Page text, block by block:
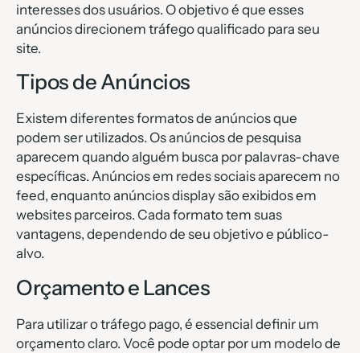
interesses dos usuários. O objetivo é que esses
anúncios direcionem tráfego qualificado para seu
site.
Tipos de Anúncios
Existem diferentes formatos de anúncios que
podem ser utilizados. Os anúncios de pesquisa
aparecem quando alguém busca por palavras-chave
específicas. Anúncios em redes sociais aparecem no
feed, enquanto anúncios display são exibidos em
websites parceiros. Cada formato tem suas
vantagens, dependendo de seu objetivo e público-
alvo.
Orçamento e Lances
Para utilizar o tráfego pago, é essencial definir um
orçamento claro. Você pode optar por um modelo de